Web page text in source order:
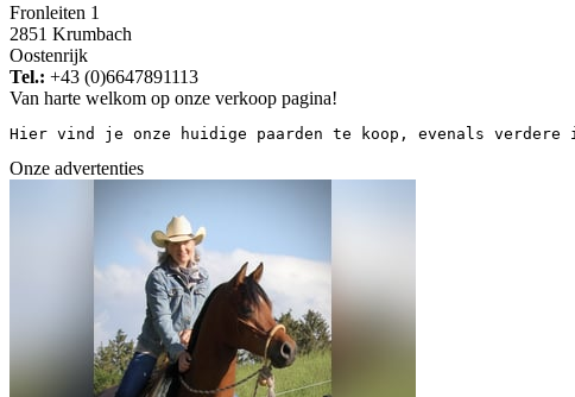
Fronleiten 1
2851 Krumbach
Oostenrijk
Tel.: +43 (0)6647891113
Van harte welkom op onze verkoop pagina!
Hier vind je onze huidige paarden te koop, evenals
Onze advertenties